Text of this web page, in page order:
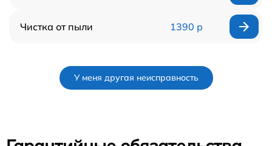
Чистка от пыли 1390 р
У меня другая неисправность